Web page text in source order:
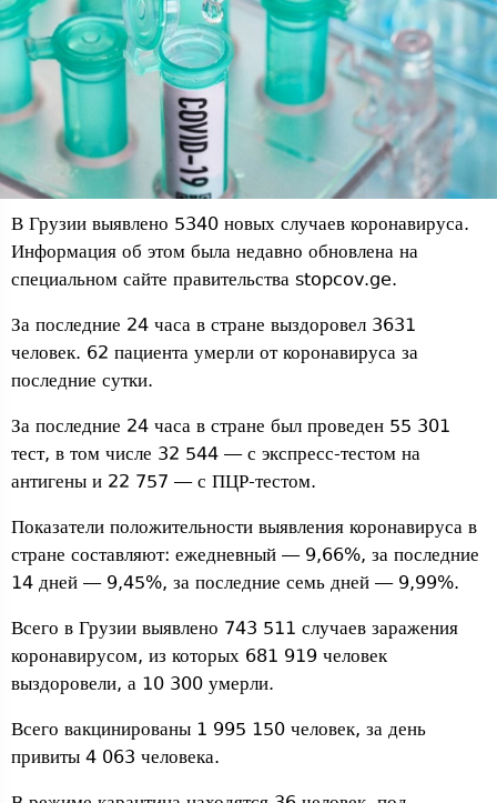
В Грузии выявлено 5340 новых случаев коронавируса.
Информация об этом была недавно обновлена ​​на
специальном сайте правительства stopcov.ge.
За последние 24 часа в стране выздоровел 3631
человек. 62 пациента умерли от коронавируса за
последние сутки.
За последние 24 часа в стране был проведен 55 301
тест, в том числе 32 544 — с экспресс-тестом на
антигены и 22 757 — с ПЦР-тестом.
Показатели положительности выявления коронавируса в
стране составляют: ежедневный — 9,66%, за последние
14 дней — 9,45%, за последние семь дней — 9,99%.
Всего в Грузии выявлено 743 511 случаев заражения
коронавирусом, из которых 681 919 человек
выздоровели, а 10 300 умерли.
Всего вакцинированы 1 995 150 человек, за день
привиты 4 063 человека.